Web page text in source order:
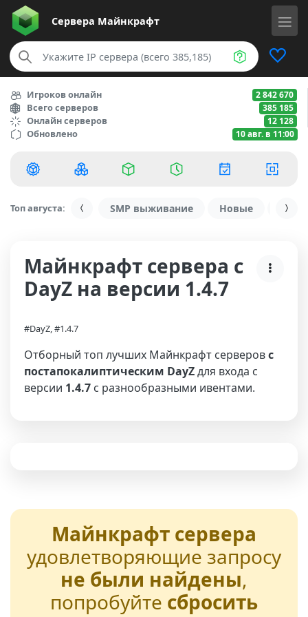
Сервера Майнкрафт
Игроков онлайн 2 842 670
Всего серверов 385 185
Онлайн серверов 12 128
Обновлено 10 авг. в 11:00
Топ августа: SMP выживание Новые С
Майнкрафт сервера с
DayZ на версии 1.4.7
#DayZ, #1.4.7
Отборный топ лучших Майнкрафт серверовс
постапокалиптическим DayZдля входа с
версии 1.4.7 с разнообразными ивентами.
Майнкрафт сервера
удовлетворяющие запросу
не были найдены,
попробуйте сбросить